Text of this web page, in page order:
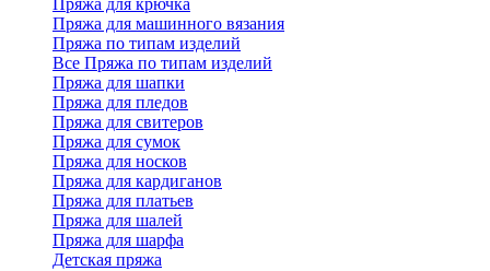
Пряжа для машинного вязания
Пряжа по типам изделий
Все Пряжа по типам изделий
Пряжа для шапки
Пряжа для пледов
Пряжа для свитеров
Пряжа для сумок
Пряжа для носков
Пряжа для кардиганов
Пряжа для платьев
Пряжа для шалей
Пряжа для шарфа
Детская пряжа